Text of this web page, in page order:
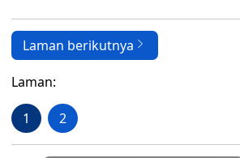
Laman berikutnya
Laman:
1 2